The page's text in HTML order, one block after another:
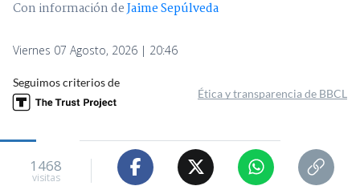
Con información deJaime Sepúlveda
Viernes 07 Agosto, 2026 | 20:46
Seguimos criterios de
Ética y transparencia de BBCL
1468
visitas